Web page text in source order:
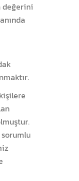
değerini